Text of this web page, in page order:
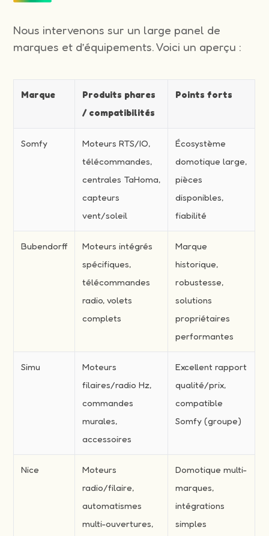
Nous intervenons sur un large panel de
marques et d’équipements. Voici un aperçu :
Marque
Produits phares
/ compatibilités
Points forts
Somfy
Moteurs RTS/IO,
télécommandes,
centrales TaHoma,
capteurs
vent/soleil
Écosystème
domotique large,
pièces
disponibles,
fiabilité
Bubendorff
Moteurs intégrés
spécifiques,
télécommandes
radio, volets
complets
Marque
historique,
robustesse,
solutions
propriétaires
performantes
Simu
Moteurs
filaires/radio Hz,
commandes
murales,
accessoires
Excellent rapport
qualité/prix,
compatible
Somfy (groupe)
Nice
Moteurs
radio/filaire,
automatismes
multi-ouvertures,
Domotique multi-
marques,
intégrations
simples